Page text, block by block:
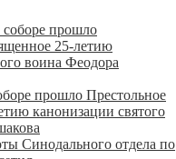
прошло Престольное
канонизации святого